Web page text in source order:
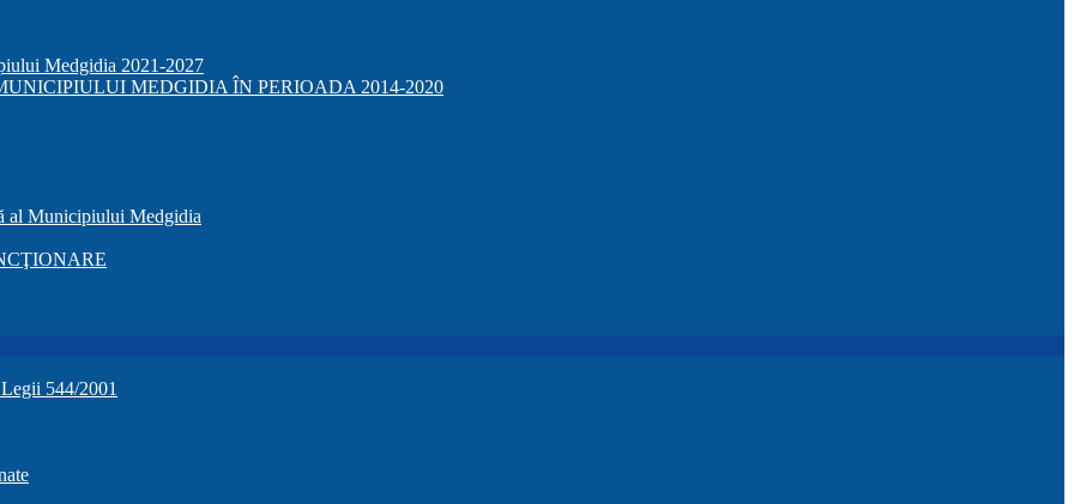
Medgidia 2021-2027
MEDGIDIA ÎN PERIOADA 2014-2020
al Municipiului Medgidia
544/2001